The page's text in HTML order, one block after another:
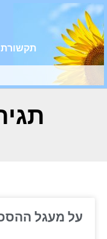
תקשורת
על מעגל